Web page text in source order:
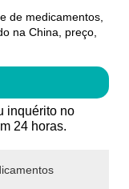
de medicamentos,
na China, preço,
inquérito no
24 horas.